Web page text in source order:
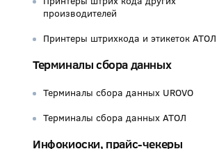
производителей
Принтеры штрихкода и этикеток АТОЛ
Терминалы сбора данных
Терминалы сбора данных UROVO
Терминалы сбора данных АТОЛ
Инфокиоски, прайс-чекеры